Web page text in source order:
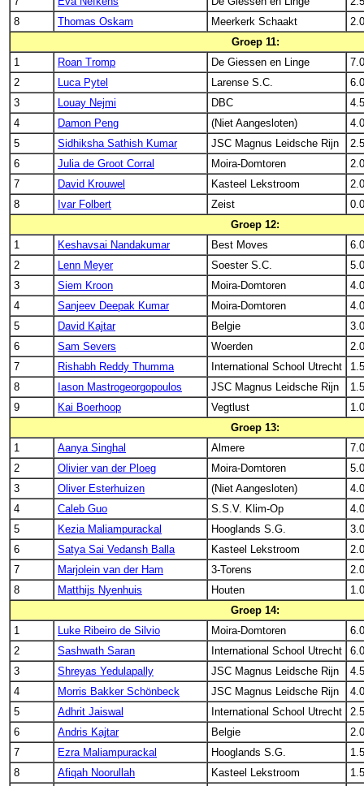
8
Thomas Oskam Meerkerk Schaakt
Groep 11:
1
Roan Tromp De Giessen en Linge
2
Luca Pytel Larense S.C.
3
Louay Nejmi DBC
4
Damon Peng (Niet Aangesloten)
5
Sidhiksha Sathish Kumar JSC Magnus Leidsche Rijn
6
Julia de Groot Corral Moira-Domtoren
7
David Krouwel Kasteel Lekstroom
8
Ivar Folbert Zeist
Groep 12:
1
Keshavsai Nandakumar Best Moves
2
Lenn Meyer Soester S.C.
3
Siem Kroon Moira-Domtoren
4
Sanjeev Deepak Kumar Moira-Domtoren
5
David Kajtar Belgie
6
Sam Severs Woerden
7
Rishabh Reddy Thumma International School Utrecht
8
Iason Mastrogeorgopoulos JSC Magnus Leidsche Rijn
9
Kai Boerhoop Vegtlust
Groep 13:
1
Aanya Singhal Almere
2
Olivier van der Ploeg Moira-Domtoren
3
Oliver Esterhuizen (Niet Aangesloten)
4
Caleb Guo S.S.V. Klim-Op
5
Kezia Maliampurackal Hooglands S.G.
6
Satya Sai Vedansh Balla Kasteel Lekstroom
7
Marjolein van der Ham 3-Torens
8
Matthijs Nyenhuis Houten
Groep 14:
1
Luke Ribeiro de Silvio Moira-Domtoren
2
Sashwath Saran International School Utrecht
3
Shreyas Yedulapally JSC Magnus Leidsche Rijn
4
Morris Bakker Schönbeck JSC Magnus Leidsche Rijn
5
Adhrit Jaiswal International School Utrecht
6
Andris Kajtar Belgie
7
Ezra Maliampurackal Hooglands S.G.
8
Afiqah Noorullah Kasteel Lekstroom